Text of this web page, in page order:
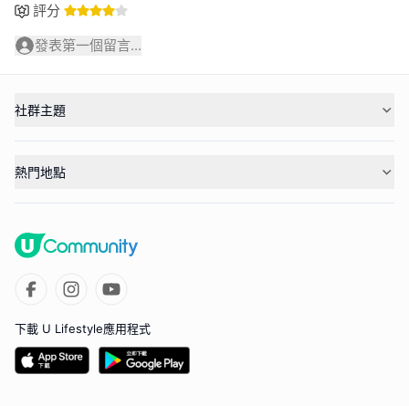
評分
發表第一個留言...
社群主題
熱門地點
下載 U Lifestyle應用程式